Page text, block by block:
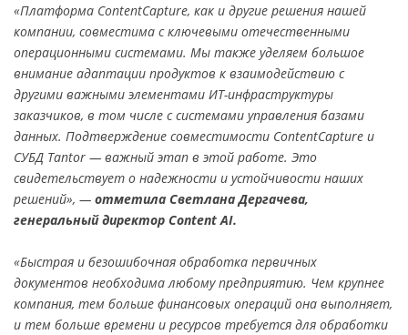
«Платформа ContentCapture, как и другие решения нашей
компании, совместима с ключевыми отечественными
операционными системами. Мы также уделяем большое
внимание адаптации продуктов к взаимодействию с
другими важными элементами ИТ-инфраструктуры
заказчиков, в том числе с системами управления базами
данных. Подтверждение совместимости ContentCapture и
СУБД Tantor — важный этап в этой работе. Это
свидетельствует о надежности и устойчивости наших
решений», — отметила Светлана Дергачева,
генеральный директор Content AI.
«Быстрая и безошибочная обработка первичных
документов необходима любому предприятию. Чем крупнее
компания, тем больше финансовых операций она выполняет,
и тем больше времени и ресурсов требуется для обработки